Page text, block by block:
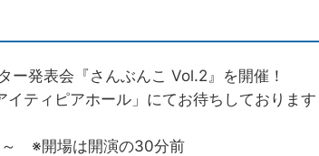
発表会『さんぶんこ Vol.2』を開催！
ティピアホール」にてお待ちしておりま
※開場は開演の30分前